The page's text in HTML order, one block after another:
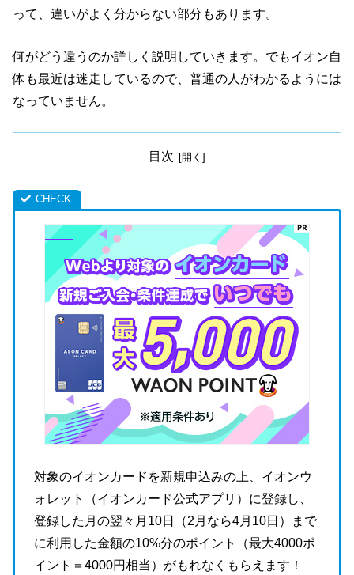
って、違いがよく分からない部分もあります。
何がどう違うのか詳しく説明していきます。でもイオン自
体も最近は迷走しているので、普通の人がわかるようには
なっていません。
目次
対象のイオンカードを新規申込みの上、イオンウ
ォレット（イオンカード公式アプリ）に登録し、
登録した月の翌々月10日（2月なら4月10日）まで
に利用した金額の10%分のポイント（最大4000ポ
イント＝4000円相当）がもれなくもらえます！